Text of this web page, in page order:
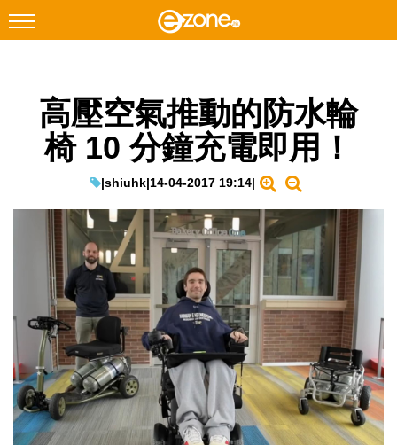
Facebook Instagram
科技焦點
遊戲動漫
教學評測
EduTech
IT Times
生成式AI與雲端應用
Enterprise Digital Transformation
特集
高壓空氣推動的防水輪
椅 10 分鐘充電即用！
|shiuhk|14-04-2017 19:14|